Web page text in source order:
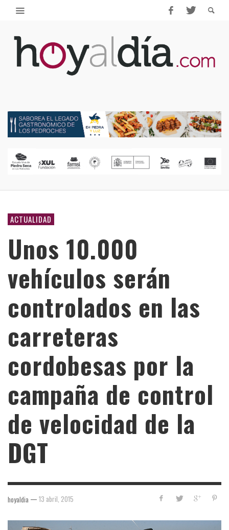
ACTUALIDAD
Unos 10.000
vehículos serán
controlados en las
carreteras
cordobesas por la
campaña de control
de velocidad de la
DGT
hoyaldia — 13 abril, 2015